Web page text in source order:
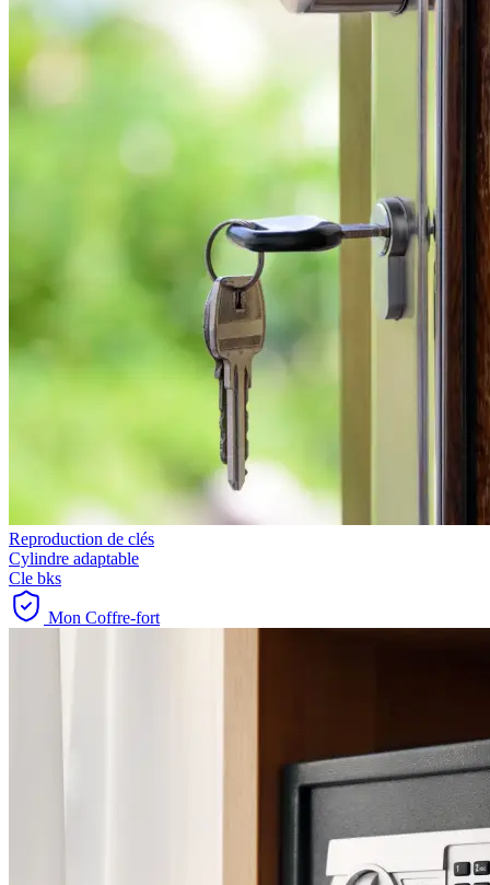
Reproduction de clés
Cylindre adaptable
Cle bks
Mon Coffre-fort